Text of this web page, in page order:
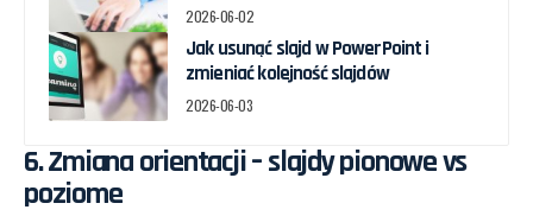
2026-06-02
Jak usunąć slajd w PowerPoint i
zmieniać kolejność slajdów
2026-06-03
6. Zmiana orientacji – slajdy pionowe vs
poziome